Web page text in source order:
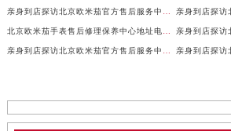
亲身到店探访北京欧米茄官方售后服务中心｜网点地址及服务电话（2026年7月最新）
北京欧米茄手表售后修理保养中心地址电话权威公示（2026年7月最新）
亲身到店探访北京欧米茄官方售后服务中心｜最新官方地址及服务电话（2026年7月最新）